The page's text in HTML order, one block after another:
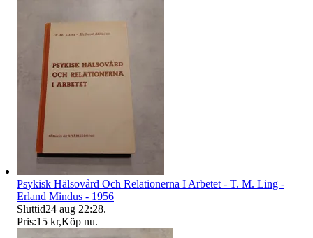
Psykisk Hälsovård Och Relationerna I Arbetet - T. M. Ling -
Erland Mindus - 1956
Sluttid24 aug 22:28.
Pris:15 kr,Köp nu.